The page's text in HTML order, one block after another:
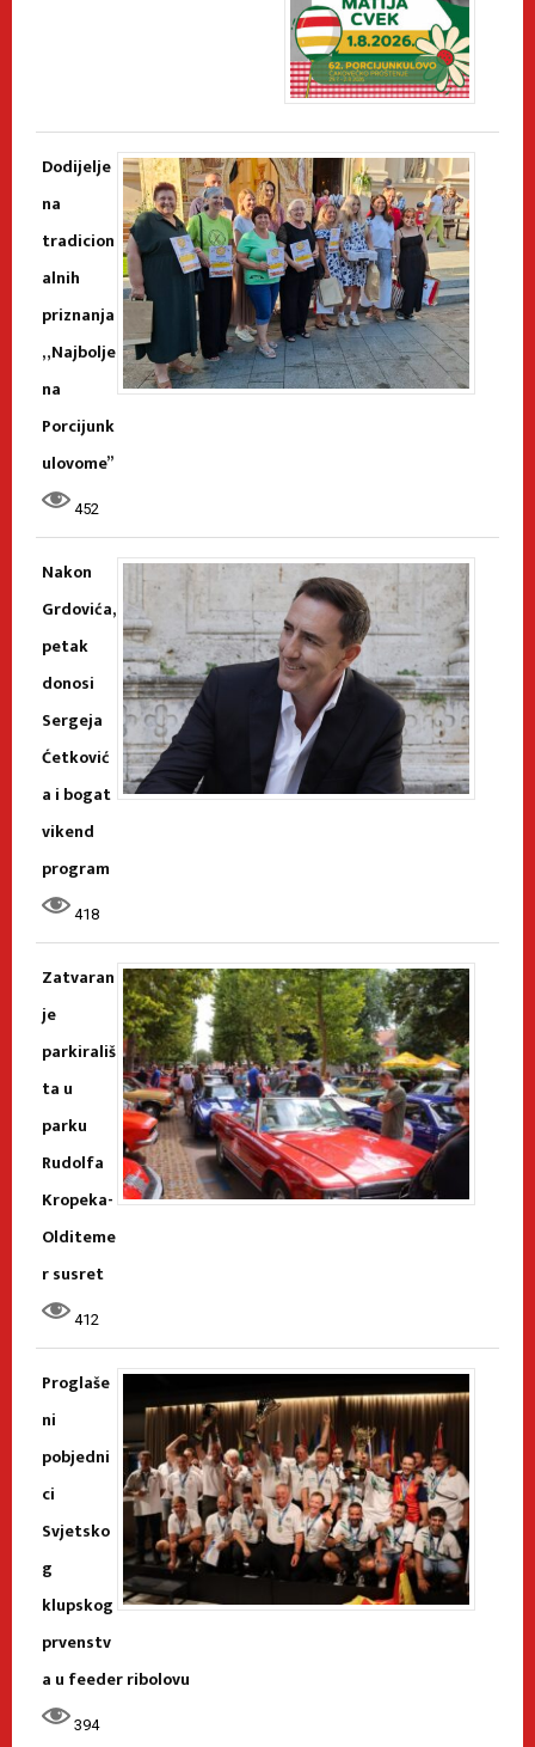
Dodijelje
na
tradicion
alnih
priznanja
„Najbolje
na
Porcijunk
ulovome”
452
Nakon
Grdovića,
petak
donosi
Sergeja
Ćetković
a i bogat
vikend
program
418
Zatvaran
je
parkirališ
ta u
parku
Rudolfa
Kropeka-
Olditeme
r susret
412
Proglaše
ni
pobjedni
ci
Svjetsko
g
klupskog
prvenstv
a u feeder ribolovu
394